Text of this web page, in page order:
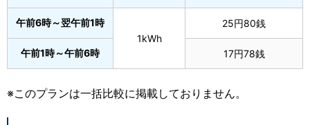
午前6時～翌午前1時
1kWh
25円80銭
午前1時～午前6時 17円78銭
※このプランは一括比較に掲載しておりません。